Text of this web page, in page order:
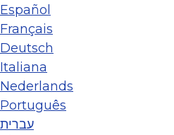
Español
Français
Deutsch
Italiana
Nederlands
Português
עברית